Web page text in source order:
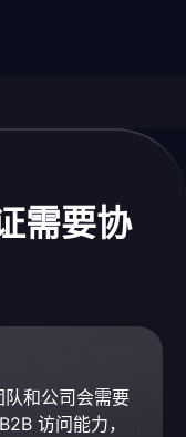
需要协
和公司会需要
访问能力，